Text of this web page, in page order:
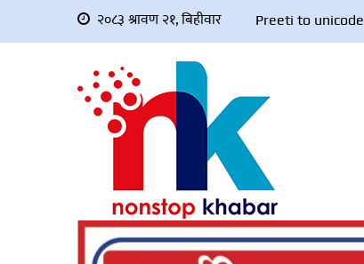
२०८३ श्रावण २१, बिहीवार Preeti to unicode